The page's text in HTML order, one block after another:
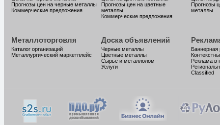
Прогнозы цен на черные металлы
Коммерческие предложения
Прогнозы цен на цветные
металлы
Коммерческие предложения
Прогнозы
металлы
Металлоторговля
Каталог организаций
Металлургический маркетплейс
Доска объявлений
Черные металлы
Цветные металлы
Сырье и металлолом
Услуги
Баннерная
Реклама в
Classified